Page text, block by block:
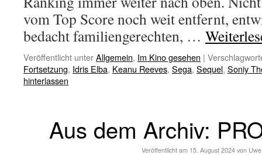
vom Top Score noch weit entfernt,
bedacht familiengerechten, …
Veröffentlicht unterAllgemein, Im Kino gesehen |
Fortsetzung, Idris Elba, Keanu Reeves, Sega, Sequel, Soniy
hinterlassen
Aus dem Archiv:
Veröffentlicht am 15. August 2024 von